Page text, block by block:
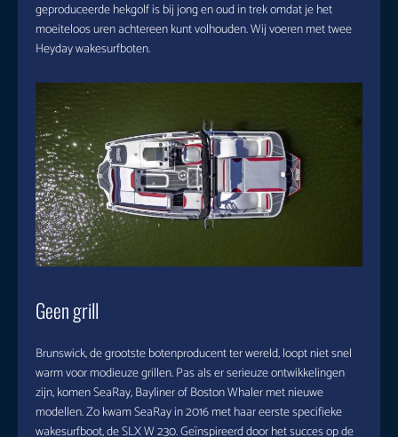
geproduceerde hekgolf is bij jong en oud in trek omdat je het
moeiteloos uren achtereen kunt volhouden. Wij voeren met twee
Heyday wakesurfboten.
Geen grill
Brunswick, de grootste botenproducent ter wereld, loopt niet snel
warm voor modieuze grillen. Pas als er serieuze ontwikkelingen
zijn, komen SeaRay, Bayliner of Boston Whaler met nieuwe
modellen. Zo kwam SeaRay in 2016 met haar eerste specifieke
wakesurfboot, de SLX W 230. Geïnspireerd door het succes op de